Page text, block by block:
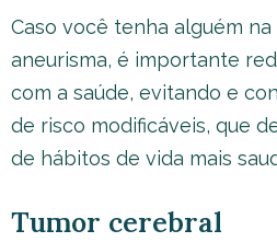
Caso você tenha alguém
aneurisma, é importante
com a saúde, evitando e
de risco modificáveis, que
de hábitos de vida mais
Tumor cerebral